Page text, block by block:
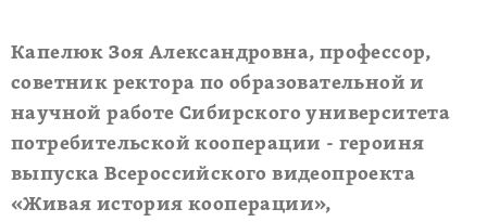
Капелюк Зоя Александровна, профессор,
советник ректора по образовательной и
научной работе Сибирского университета
потребительской кооперации - героиня
выпуска Всероссийского видеопроекта
«Живая история кооперации»,